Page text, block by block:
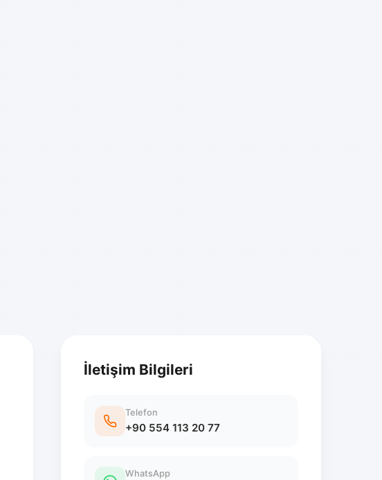
İletişim Bilgileri
Telefon
+90 554 113 20 77
WhatsApp